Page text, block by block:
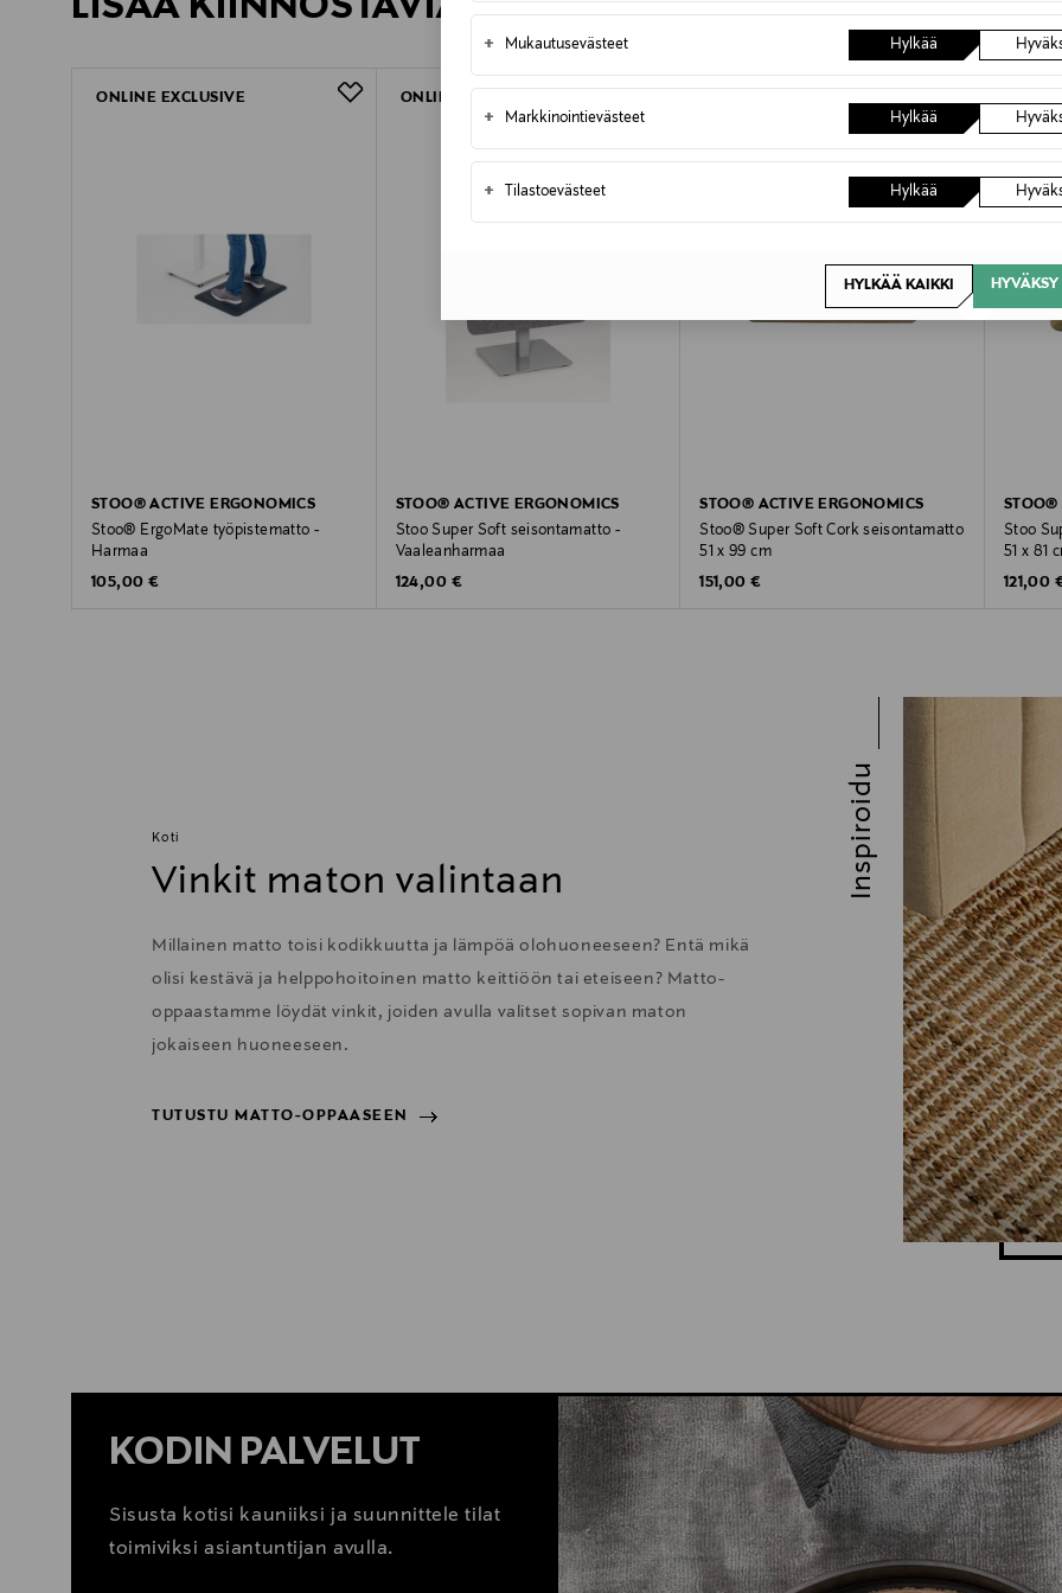
+ Mukautusevästeet Hylkää
+ Markkinointievästeet Hylkää
+ Tilastoevästeet Hylkää
HYLKÄÄ KAIKKI HYVÄKSY
ONLINE EXCLUSIVE
STOO® ACTIVE ERGONOMICS
Stoo® ErgoMate työpistematto -
Harmaa
Original Price
105,00 €
ONLINE EXCLUSIVE
STOO® ACTIVE ERGONOMICS
Stoo Super Soft seisontamatto -
Vaaleanharmaa
Original Price
124,00 €
STOO® ACTIVE ERGONOMICS
Stoo® Super Soft Cork seisontamatto
51 x 99 cm
Original Price
151,00 €
STOO®
Stoo
51 x 81
Original
121,00
Koti
Vinkit maton valintaan
Millainen matto toisi kodikkuutta ja lämpöä olohuoneeseen? Entä mikä
olisi kestävä ja helppohoitoinen matto keittiöön tai eteiseen? Matto-
oppaastamme löydät vinkit, joiden avulla valitset sopivan maton
jokaiseen huoneeseen.
TUTUSTU MATTO-OPPAASEEN
Inspiroidu
KODIN PALVELUT
Sisusta kotisi kauniiksi ja suunnittele tilat
toimiviksi asiantuntijan avulla.